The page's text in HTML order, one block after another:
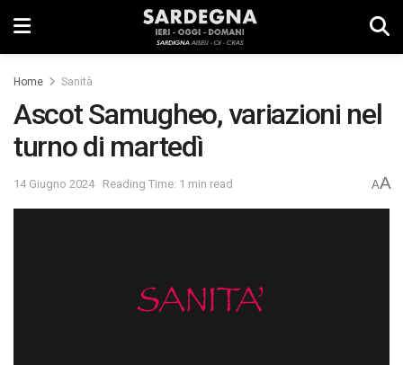
Home Sanità
Ascot Samugheo, variazioni nel
turno di martedì
14 Giugno 2024 Reading Time: 1 min read AA